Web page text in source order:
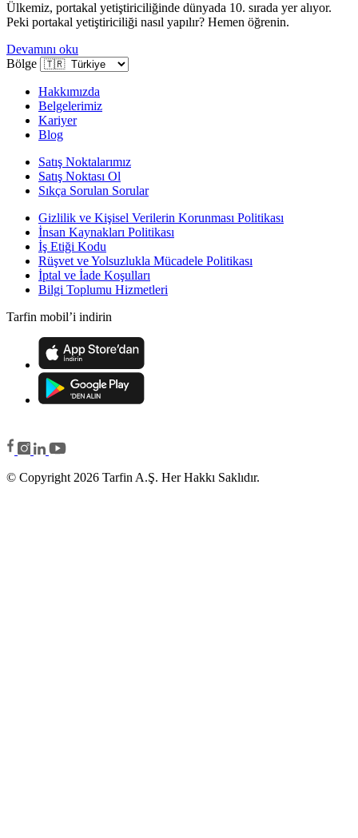
Ülkemiz, portakal yetiştiriciliğinde dünyada 10. sırada yer alıyor.
Peki portakal yetiştiriciliği nasıl yapılır? Hemen öğrenin.
Devamını oku
Bölge
Hakkımızda
Belgelerimiz
Kariyer
Blog
Satış Noktalarımız
Satış Noktası Ol
Sıkça Sorulan Sorular
Gizlilik ve Kişisel Verilerin Korunması Politikası
İnsan Kaynakları Politikası
İş Etiği Kodu
Rüşvet ve Yolsuzlukla Mücadele Politikası
İptal ve İade Koşulları
Bilgi Toplumu Hizmetleri
Tarfin mobil’i indirin
© Copyright 2026 Tarfin A.Ş. Her Hakkı Saklıdır.